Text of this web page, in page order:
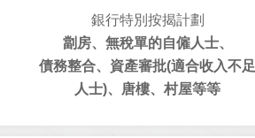
銀行特別按揭計劃
劏房、無稅單的自僱人士、
債務整合、資產審批(適合收入不足
人士)、唐樓、村屋等等